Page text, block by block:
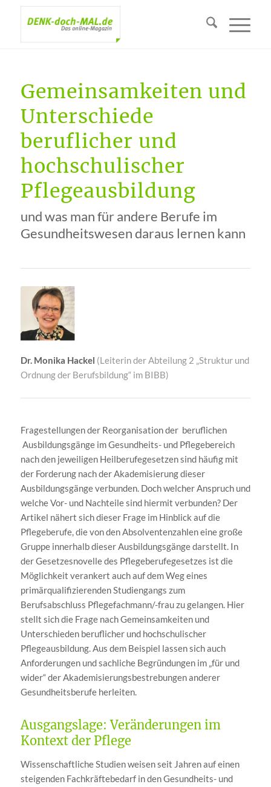
Gemeinsamkeiten und
Unterschiede
beruflicher und
hochschulischer
Pflegeausbildung
und was man für andere Berufe im
Gesundheitswesen daraus lernen kann
Dr. Monika Hackel (Leiterin der Abteilung 2 „Struktur und
Ordnung der Berufsbildung“ im BIBB)
Fragestellungen der Reorganisation der beruflichen
Ausbildungsgänge im Gesundheits- und Pflegebereich
nach den jeweiligen Heilberufegesetzen sind häufig mit
der Forderung nach der Akademisierung dieser
Ausbildungsgänge verbunden. Doch welcher Anspruch und
welche Vor- und Nachteile sind hiermit verbunden? Der
Artikel nähert sich dieser Frage im Hinblick auf die
Pflegeberufe, die von den Absolventenzahlen eine große
Gruppe innerhalb dieser Ausbildungsgänge darstellt. In
der Gesetzesnovelle des Pflegeberufegesetzes ist die
Möglichkeit verankert auch auf dem Weg eines
primärqualifizierenden Studiengangs zum
Berufsabschluss Pflegefachmann/-frau zu gelangen. Hier
stellt sich die Frage nach Gemeinsamkeiten und
Unterschieden beruflicher und hochschulischer
Pflegeausbildung. Aus dem Beispiel lassen sich auch
Anforderungen und sachliche Begründungen im „für und
wider“ der Akademisierungsbestrebungen anderer
Gesundheitsberufe herleiten.
Ausgangslage: Veränderungen im
Kontext der Pflege
Wissenschaftliche Studien weisen seit Jahren auf einen
steigenden Fachkräftebedarf in den Gesundheits- und